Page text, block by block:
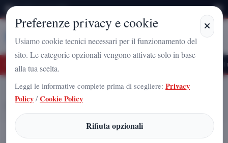
Venerdì 7 Agosto 2026
StampaCampania
Nazionale a Caserta: l'uomo che sta costruendo il radicamento del
Home
Articoli
Atalanta-Inter, il match clou della giornata
Preferenze privacy e cookie
Usiamo cookie tecnici necessari per il funzionamento del
sito. Le categorie opzionali vengono attivate solo in base
alla tua scelta.
Leggi le informative complete prima di scegliere: Privacy
Policy / Cookie Policy
Rifiuta opzionali